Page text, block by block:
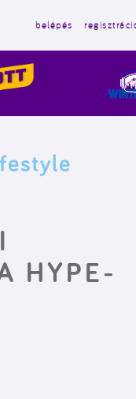
belépés
HYPE-